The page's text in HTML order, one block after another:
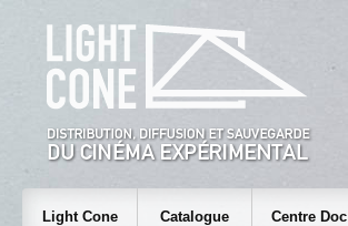
Light Cone Catalogue Centre Doc